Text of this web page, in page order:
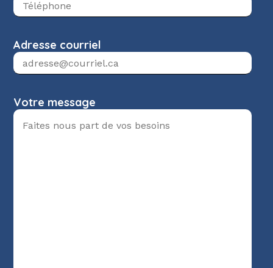
Adresse courriel
Votre message